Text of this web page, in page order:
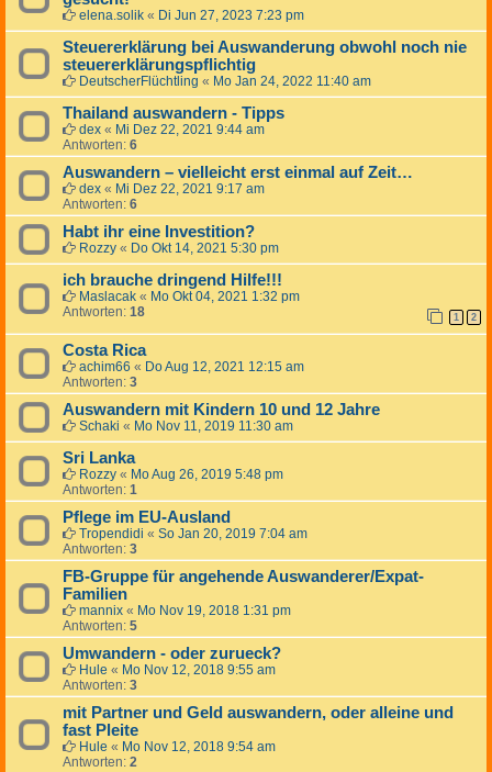
elena.solik « Di Jun 27, 2023 7:23 pm
Steuererklärung bei Auswanderung obwohl noch nie
steuererklärungspflichtig
DeutscherFlüchtling « Mo Jan 24, 2022 11:40 am
Thailand auswandern - Tipps
dex « Mi Dez 22, 2021 9:44 am
Antworten: 6
Auswandern – vielleicht erst einmal auf Zeit…
dex « Mi Dez 22, 2021 9:17 am
Antworten: 6
Habt ihr eine Investition?
Rozzy « Do Okt 14, 2021 5:30 pm
ich brauche dringend Hilfe!!!
Maslacak « Mo Okt 04, 2021 1:32 pm
Antworten: 18 1 2
Costa Rica
achim66 « Do Aug 12, 2021 12:15 am
Antworten: 3
Auswandern mit Kindern 10 und 12 Jahre
Schaki « Mo Nov 11, 2019 11:30 am
Sri Lanka
Rozzy « Mo Aug 26, 2019 5:48 pm
Antworten: 1
Pflege im EU-Ausland
Tropendidi « So Jan 20, 2019 7:04 am
Antworten: 3
FB-Gruppe für angehende Auswanderer/Expat-
Familien
mannix « Mo Nov 19, 2018 1:31 pm
Antworten: 5
Umwandern - oder zurueck?
Hule « Mo Nov 12, 2018 9:55 am
Antworten: 3
mit Partner und Geld auswandern, oder alleine und
fast Pleite
Hule « Mo Nov 12, 2018 9:54 am
Antworten: 2